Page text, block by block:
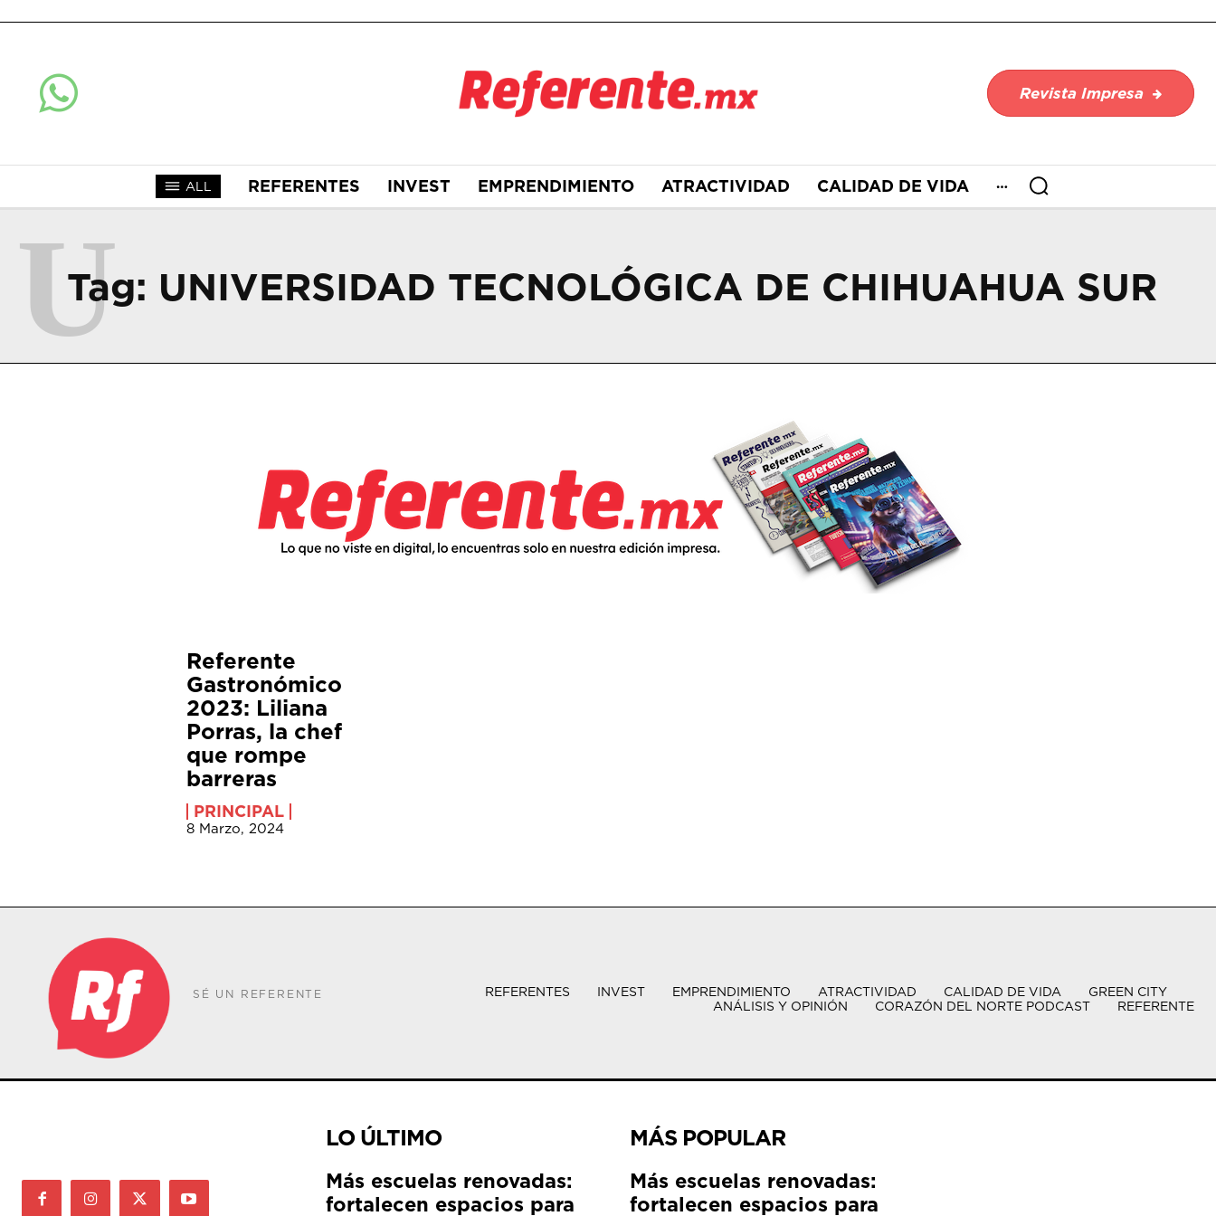
Revista Impresa
ALL REFERENTES INVEST EMPRENDIMIENTO ATRACTIVIDAD CALIDAD DE VIDA
Tag: UNIVERSIDAD TECNOLÓGICA DE CHIHUAHUA SUR
U
Referente
Gastronómico
2023: Liliana
Porras, la chef
que rompe
barreras
PRINCIPAL
8 Marzo, 2024
SÉ UN REFERENTE REFERENTES INVEST EMPRENDIMIENTO ATRACTIVIDAD CALIDAD DE VIDA
GREEN CITY
ANÁLISIS Y OPINIÓN
CORAZÓN DEL NORTE PODCAST REFERENTE
LO ÚLTIMO
Más escuelas renovadas:
fortalecen espacios para
MÁS POPULAR
Más escuelas renovadas:
fortalecen espacios para